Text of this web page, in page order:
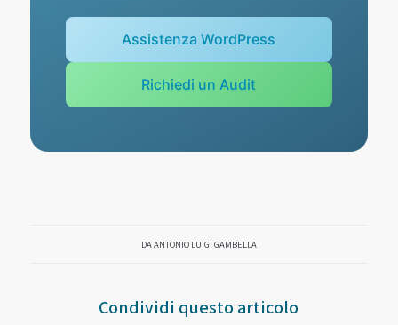
Assistenza WordPress
Richiedi un Audit
DAANTONIO LUIGI GAMBELLA
Condividi questo articolo